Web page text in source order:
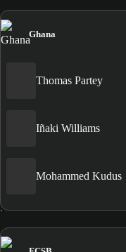
Ghana
Thomas Partey
Iñaki Williams
Mohammed Kudus